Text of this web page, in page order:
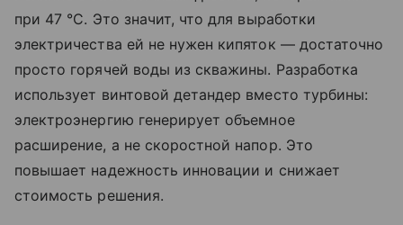
при 47 °C. Это значит, что для выработки
электричества ей не нужен кипяток — достаточно
просто горячей воды из скважины. Разработка
использует винтовой детандер вместо турбины:
электроэнергию генерирует объемное
расширение, а не скоростной напор. Это
повышает надежность инновации и снижает
стоимость решения.